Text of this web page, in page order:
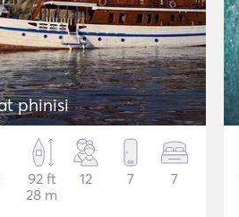
phinisi
92 ft
28 m
12 7 7